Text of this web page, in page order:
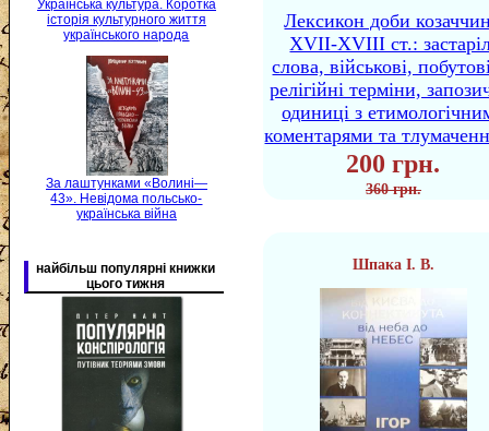
Українська культура. Коротка
історія культурного життя
українського народа
За лаштунками «Волині—
43». Невідома польсько-
українська війна
найбільш популярні книжки
цього тижня
Лексикон доби
XVII-XVIII ст.:
слова, військові,
релігійні терміни,
одиниці з
коментарями та
200 грн.
360 грн.
Шпака І. В.